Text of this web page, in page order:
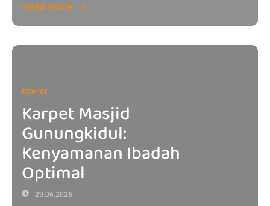
Read More
Interior
Karpet Masjid
Gunungkidul:
Kenyamanan Ibadah
Optimal
29.06.2026